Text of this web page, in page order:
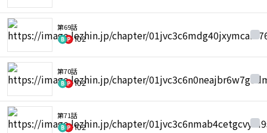
第69話
102
第70話
102
第71話
102